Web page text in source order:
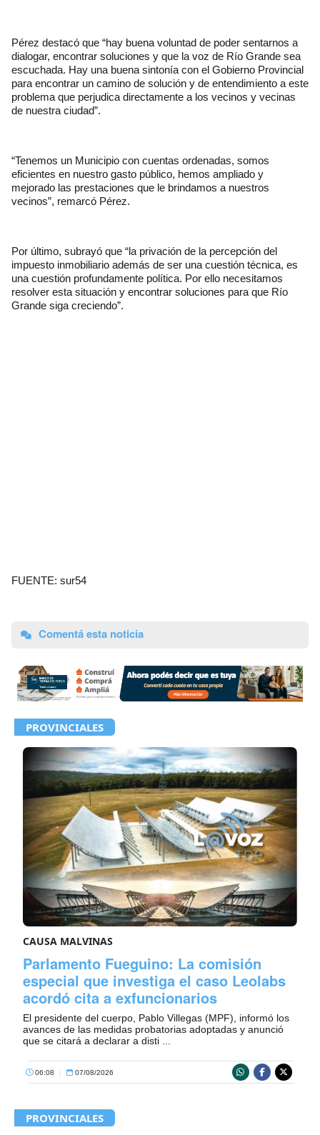
Pérez destacó que “hay buena voluntad de poder sentarnos a
dialogar, encontrar soluciones y que la voz de Río Grande sea
escuchada. Hay una buena sintonía con el Gobierno Provincial
para encontrar un camino de solución y de entendimiento a este
problema que perjudica directamente a los vecinos y vecinas
de nuestra ciudad”.
“Tenemos un Municipio con cuentas ordenadas, somos
eficientes en nuestro gasto público, hemos ampliado y
mejorado las prestaciones que le brindamos a nuestros
vecinos”, remarcó Pérez.
Por último, subrayó que “la privación de la percepción del
impuesto inmobiliario además de ser una cuestión técnica, es
una cuestión profundamente política. Por ello necesitamos
resolver esta situación y encontrar soluciones para que Río
Grande siga creciendo”.
FUENTE: sur54
Comentá esta noticia
PROVINCIALES
CAUSA MALVINAS
Parlamento Fueguino: La comisión
especial que investiga el caso Leolabs
acordó cita a exfuncionarios
El presidente del cuerpo, Pablo Villegas (MPF), informó los
avances de las medidas probatorias adoptadas y anunció
que se citará a declarar a disti ...
06:08 | 07/08/2026
PROVINCIALES